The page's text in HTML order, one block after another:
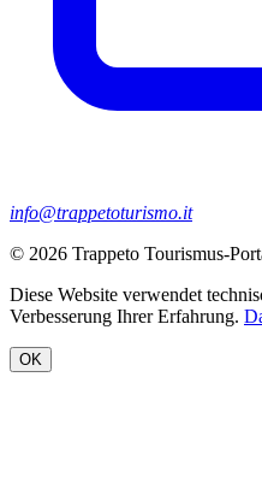
info@trappetoturismo.it
© 2026 Trappeto Tourismus-
Diese Website verwendet
Verbesserung Ihrer Erfahrung.
OK